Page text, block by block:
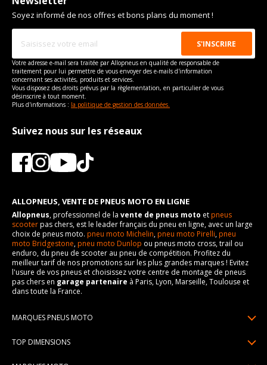
Soyez informé de nos offres et bons plans du moment !
Votre adresse e-mail sera traitée par Allopneus en qualité de responsable de
traitement pour lui permettre de vous envoyer des e-mails d'information
concernant ses activités, produits et services.
Vous disposez des droits prévus par la règlementation, en particulier de vous
désinscrire à tout moment.
Plus d'informations : la politique de gestion des données.
Suivez nous sur les réseaux
ALLOPNEUS, VENTE DE PNEUS MOTO EN LIGNE
Allopneus, professionnel de la vente de pneus moto etpneus
scooterpas chers, est le leader français du pneu en ligne, avec un large
choix de pneus moto. pneu moto Michelin,pneu moto Pirelli,pneu
moto Bridgestone,pneu moto Dunlop ou pneus moto cross, trail ou
enduro, du pneu de scooter au pneu de compétition. Profitez du
meilleur tarif de nos promotions sur les plus grandes marques ! Evitez
l'usure de vos pneus et choisissez votre centre de montage de pneus
pas chers en garage partenaire à Paris, Lyon, Marseille, Toulouse et
dans toute la France.
MARQUES PNEUS MOTO
TOP DIMENSIONS